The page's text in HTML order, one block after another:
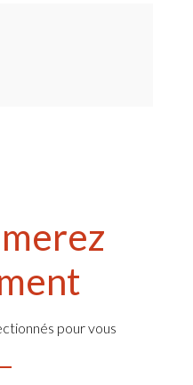
pour vous